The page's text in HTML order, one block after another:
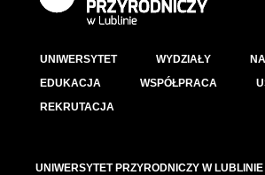
UNIWERSYTET WYDZIAŁY
EDUKACJA
WSPÓŁPRACA
REKRUTACJA
UNIWERSYTET PRZYRODNICZY W LUBLINIE